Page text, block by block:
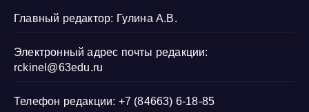
Главный редактор: Гулина А.В.
Электронный адрес почты редакции:
rckinel@63edu.ru
Телефон редакции: +7 (84663) 6-18-85